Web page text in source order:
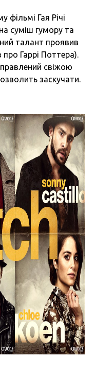
Гая Річі
суміш гумору та
талант проявив
про Гаррі Поттера).
свіжою
заскучати.